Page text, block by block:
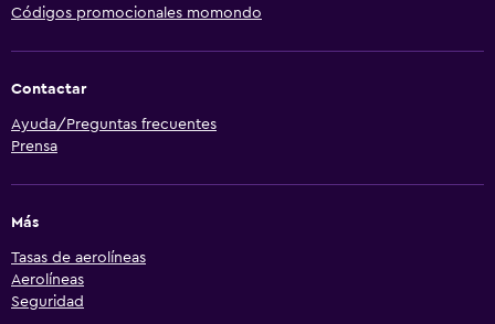
Códigos promocionales momondo
Contactar
Ayuda/Preguntas frecuentes
Prensa
Más
Tasas de aerolíneas
Aerolíneas
Seguridad